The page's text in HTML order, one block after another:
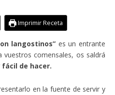
Imprimir Receta
langostinos” es un entrante
vuestros comensales, os saldrá
fácil de hacer.
en la fuente de servir y